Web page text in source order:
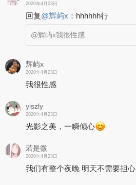
2020年4月23日
回复@辉屿x ： hhhhhh行
@辉屿x我很性感
辉屿x
2020年4月23日
我很性感
yiszly
2020年4月23日
光影之美，一瞬倾心
若是微
2020年4月23日
我们有整个夜晚 明天不需要担心